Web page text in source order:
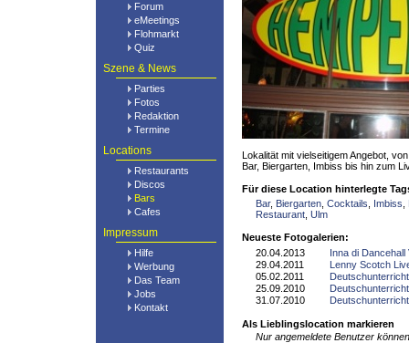
Forum
eMeetings
Flohmarkt
Quiz
Szene & News
Parties
Fotos
Redaktion
Termine
Locations
Restaurants
Discos
Bars
Cafes
Impressum
Hilfe
Werbung
Das Team
Jobs
Kontakt
Lokalität mit vielseitigem Angebot,
Bar, Biergarten, Imbiss bis hin zum
Für diese Location hinterlegte
Bar, Biergarten Cocktails Imbiss
Restaurant Ulm
Neueste Fotogalerien:
20.04.2013
Inna di Dancehall
29.04.2011
Lenny Scotch
05.02.2011
Deutschunterricht
25.09.2010
Deutschunterricht
31.07.2010
Deutschunterricht
Als Lieblingslocation markieren
Nur angemeldete Benutzer